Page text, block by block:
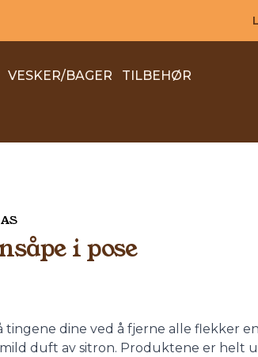
VESKER/BAGER TILBEHØR
i pose
tingene dine ved å fjerne alle flekker
duft av sitron. Produktene er helt